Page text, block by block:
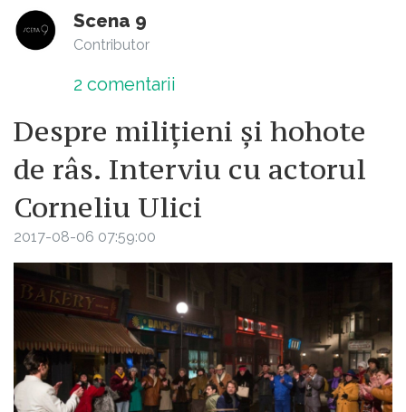
Scena 9
Contributor
2 comentarii
Despre milițieni și hohote
de râs. Interviu cu actorul
Corneliu Ulici
2017-08-06 07:59:00